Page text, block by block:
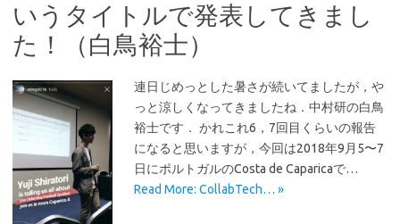
いうタイトルで発表してきまし
た！（白鳥裕士）
連日じめっとした暑さが続いてましたが，や
っと涼しくなってきましたね．中村研の白鳥
裕士です． かれこれ6，7回目くらいの報告
になると思いますが，今回は2018年9月5〜7
日にポルトガルのCosta de Caparicaで…
Read More: CollabTech… »